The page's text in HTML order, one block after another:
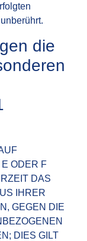
die
E ODER F
DAS
IHRER
GEGEN DIE
DIES GILT